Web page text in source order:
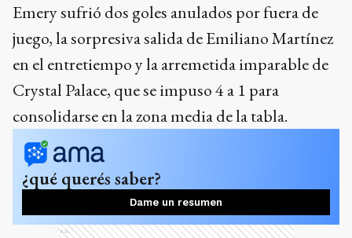
Emery sufrió dos goles anulados por fuera de
juego, la sorpresiva salida de Emiliano Martínez
en el entretiempo y la arremetida imparable de
Crystal Palace, que se impuso 4 a 1 para
consolidarse en la zona media de la tabla.
¿qué querés saber?
Dame un resumen
Ads